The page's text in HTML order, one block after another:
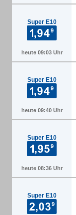
Super E10
heute 09:03 Uhr
Super E10
heute 09:40 Uhr
Super E10
heute 08:36 Uhr
Super E10